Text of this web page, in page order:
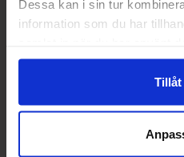
Dessa kan i sin tur
information som du har
Tillåt